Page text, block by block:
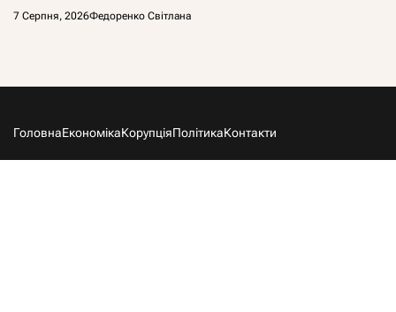
7 Серпня, 2026Федоренко Світлана
ГоловнаЕкономікаКорупціяПолітикаКонтакти